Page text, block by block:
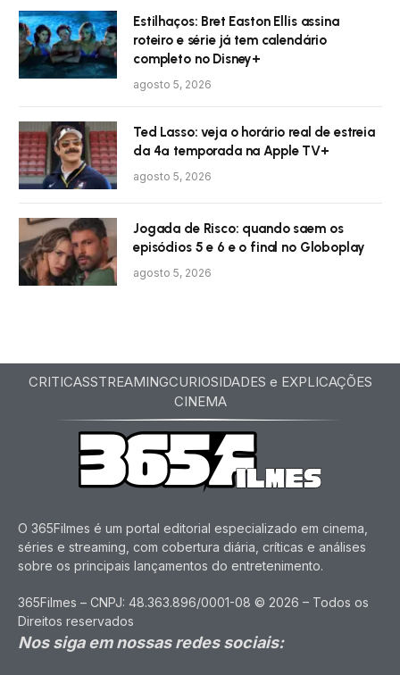
Estilhaços: Bret Easton Ellis assina
roteiro e série já tem calendário
completo no Disney+
agosto 5, 2026
Ted Lasso: veja o horário real de estreia
da 4ª temporada na Apple TV+
agosto 5, 2026
Jogada de Risco: quando saem os
episódios 5 e 6 e o final no Globoplay
agosto 5, 2026
CRITICASSTREAMINGCURIOSIDADES e EXPLICAÇÕES
CINEMA
O 365Filmes é um portal editorial especializado em cinema,
séries e streaming, com cobertura diária, críticas e análises
sobre os principais lançamentos do entretenimento.
365Filmes – CNPJ: 48.363.896/0001-08 © 2026 – Todos os
Direitos reservados
Nos siga em nossas redes sociais: